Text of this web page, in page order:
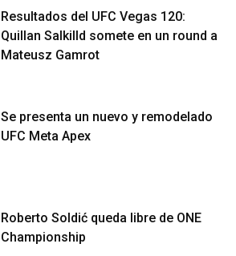
Resultados del UFC Vegas 120:
Quillan Salkilld somete en un round a
Mateusz Gamrot
Se presenta un nuevo y remodelado
UFC Meta Apex
Roberto Soldić queda libre de ONE
Championship